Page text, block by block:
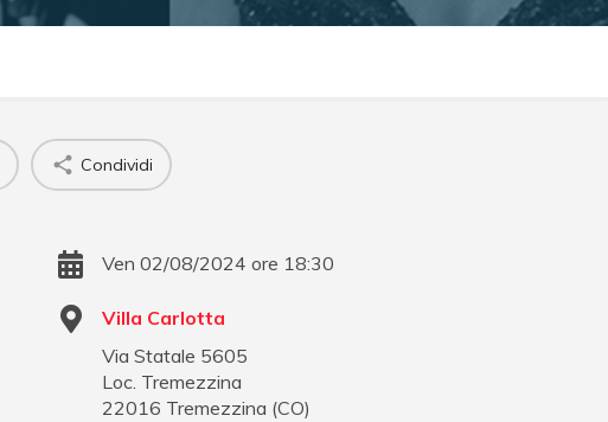
Condividi
Ven 02/08/2024 ore 18:30
Villa Carlotta
Via Statale 5605
Loc. Tremezzina
22016 Tremezzina (CO)